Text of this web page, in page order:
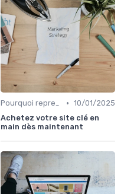
Pourquoi reprendre plutôt que créer • 10/01/2025
Achetez votre site clé en
main dès maintenant